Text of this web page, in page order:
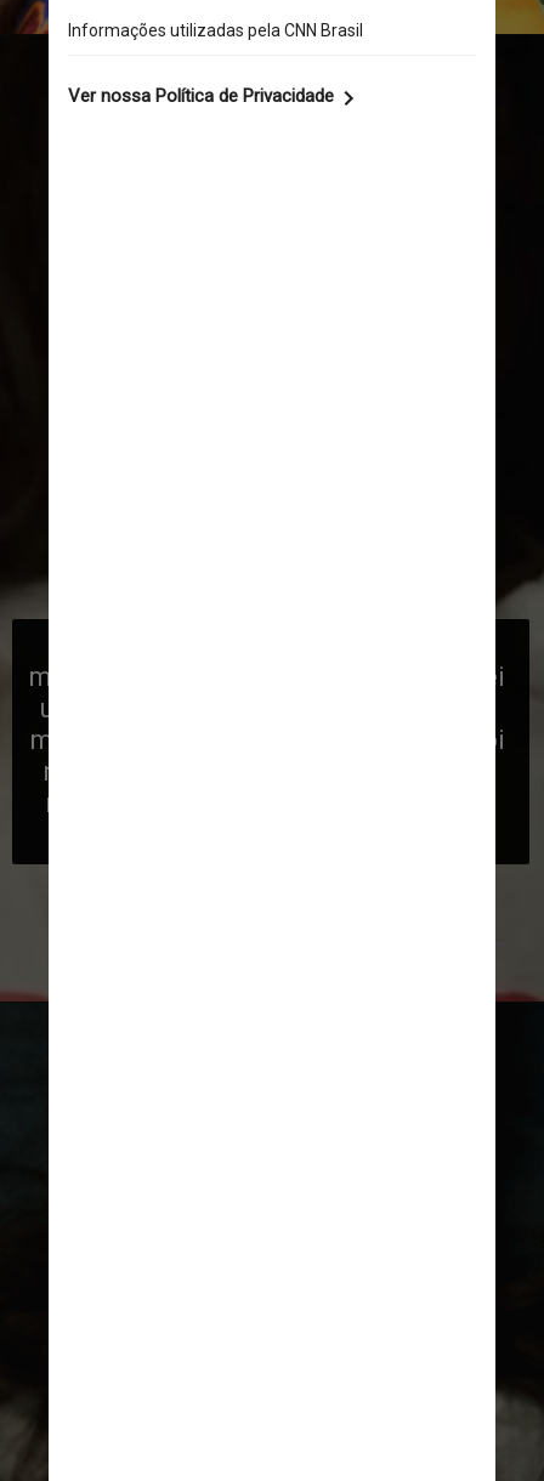
masturba’. Na minha cabeça, eu imaginei
uma cena legal em que você apenas vê
minha mão sair lentamente da roupa. Foi
nisso que pensei que estava entrando,
mas quando apareci, a câmera estava